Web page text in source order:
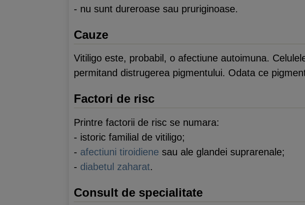
- nu sunt dureroase sau pruriginoase.
Cauze
Vitiligo este, probabil, o afectiune autoimuna.
permitand distrugerea pigmentului. Odata ce
Factori de risc
Printre factorii de risc se numara:
- istoric familial de vitiligo;
- afectiuni tiroidiene sau ale glandei suprarenale;
- diabetul zaharat.
Consult de specialitate